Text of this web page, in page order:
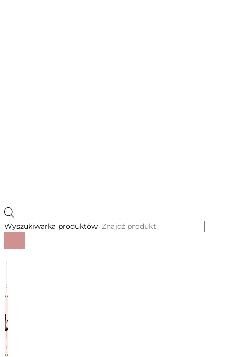
Wyszukiwarka produktów